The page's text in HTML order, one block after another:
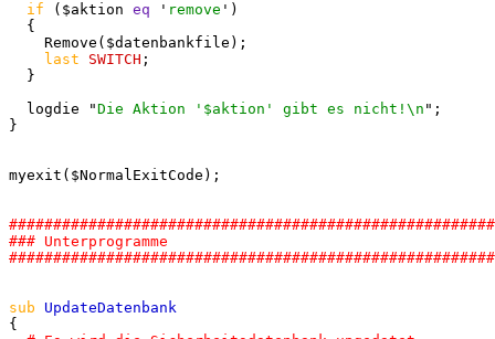
if ($aktion eq ' remove ')
  {
    Remove($datenbankfile);
last
SWITCH ;
  }
  logdie "
Die Aktion '$aktion' gibt es nicht!\n ";
}
myexit($NormalExitCode);
### Unterprogramme
sub
{